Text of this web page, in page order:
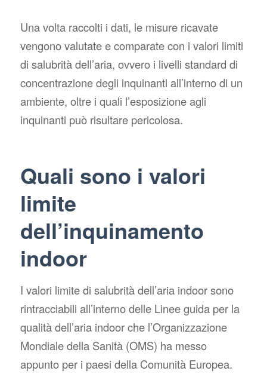
Una volta raccolti i dati, le misure ricavate
vengono valutate e comparate con i valori limiti
di salubrità dell’aria, ovvero i livelli standard di
concentrazione degli inquinanti all’interno di un
ambiente, oltre i quali l’esposizione agli
inquinanti può risultare pericolosa.
Quali sono i valori
limite
dell’inquinamento
indoor
I valori limite di salubrità dell’aria indoor sono
rintracciabili all’interno delle Linee guida per la
qualità dell’aria indoor che l’Organizzazione
Mondiale della Sanità (OMS) ha messo
appunto per i paesi della Comunità Europea.